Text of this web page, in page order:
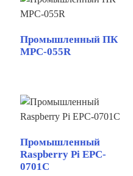
Промышленный ПК
MPC-055R
Промышленный
Raspberry Pi EPC-
0701C